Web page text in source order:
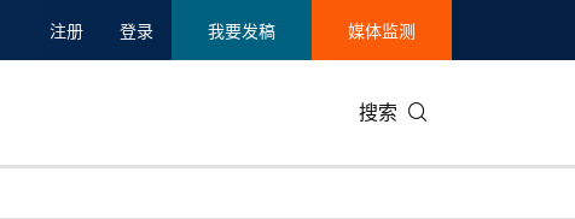
注册 登录 我要发稿 媒体监测
搜索